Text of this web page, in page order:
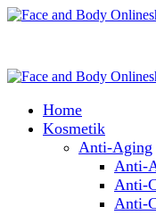
Home
Kosmetik
Anti-Aging
Anti-
Anti-
Anti-